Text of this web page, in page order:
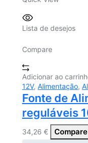
Lista de desejos
Compare
Adicionar ao
12V, Alimentação,
Fonte de
reguláveis
34,26 € Compare